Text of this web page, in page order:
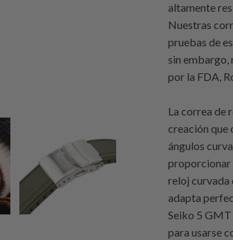
altamente
Nuestras
pruebas de
sin embargo,
por la FDA,
La correa de
creación que
ángulos
proporcionar
reloj curvada
adapta
Seiko 5 GMT
para usarse